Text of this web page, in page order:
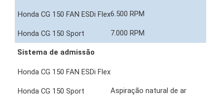
6.500 RPM
7.000 RPM
Sistema de admissão
Aspiração natural de ar